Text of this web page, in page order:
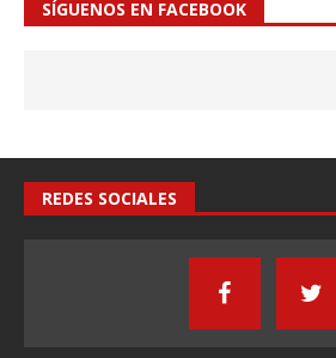
SÍGUENOS EN FACEBOOK
REDES SOCIALES